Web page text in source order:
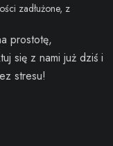
zadłużone, z
prostotę,
się z nami już dziś i
stresu!